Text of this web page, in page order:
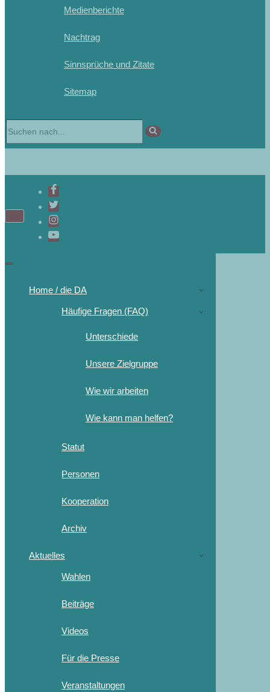
Medienberichte
Nachtrag
Sinnsprüche und Zitate
Sitemap
Home / die DA
Häufige Fragen (FAQ)
Unterschiede
Unsere Zielgruppe
Wie wir arbeiten
Wie kann man helfen?
Statut
Personen
Kooperation
Archiv
Aktuelles
Wahlen
Beiträge
Videos
Für die Presse
Veranstaltungen